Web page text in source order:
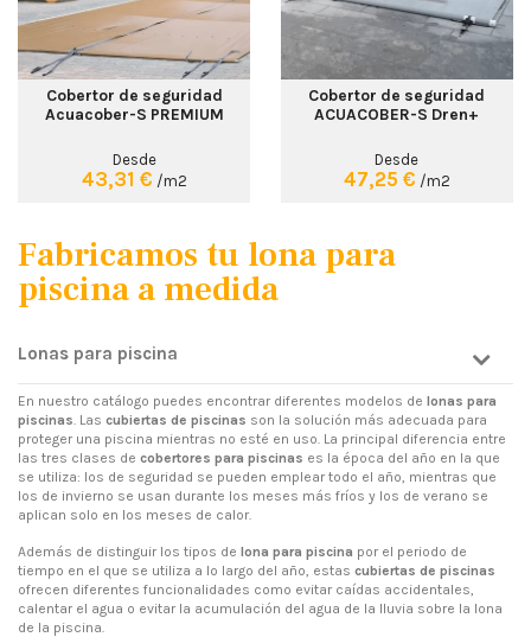
Cobertor de seguridad
Acuacober-S PREMIUM
Desde
43,31 € /m2
Cobertor de seguridad
ACUACOBER-S Dren+
Desde
47,25 € /m2
Fabricamos tu lona para
piscina a medida
Lonas para piscina
En nuestro catálogo puedes encontrar diferentes modelos de lonas para
piscinas. Las cubiertas de piscinas son la solución más adecuada para
proteger una piscina mientras no esté en uso. La principal diferencia entre
las tres clases de cobertores para piscinas es la época del año en la que
se utiliza: los de seguridad se pueden emplear todo el año, mientras que
los de invierno se usan durante los meses más fríos y los de verano se
aplican solo en los meses de calor.
Además de distinguir los tipos de lona para piscina por el periodo de
tiempo en el que se utiliza a lo largo del año, estas cubiertas de piscinas
ofrecen diferentes funcionalidades como evitar caídas accidentales,
calentar el agua o evitar la acumulación del agua de la lluvia sobre la lona
de la piscina.